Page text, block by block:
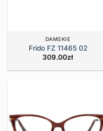
DAMSKIE
Frido FZ 11465 02
309.00zł